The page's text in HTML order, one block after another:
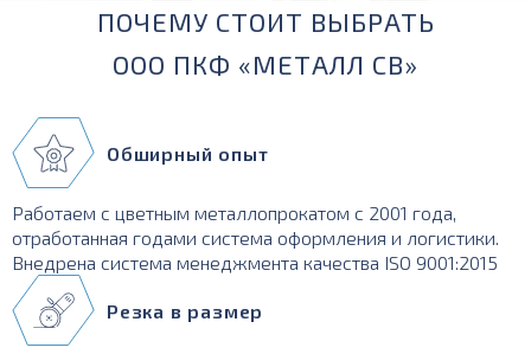
ПОЧЕМУ СТОИТ ВЫБРАТЬ
ООО ПКФ «МЕТАЛЛ СВ»
Обширный опыт
Работаем с цветным металлопрокатом с 2001 года,
отработанная годами система оформления и логистики.
Внедрена система менеджмента качества ISO 9001:2015
Резка в размер